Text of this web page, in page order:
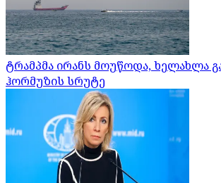
ტრამპმა ირანს მოუწოდა, ხელახლა
ჰორმუზის სრუტე